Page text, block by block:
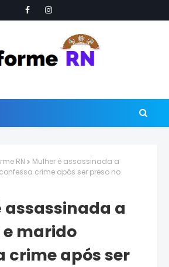
RN
Mulher é assassinada a
crime após ser preso no
assassinada a
marido
crime após ser